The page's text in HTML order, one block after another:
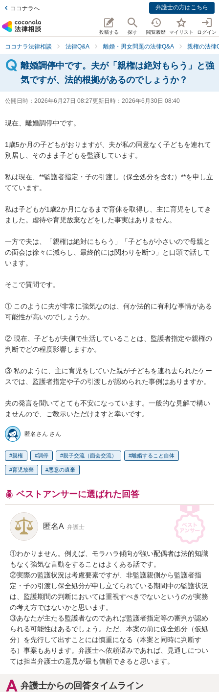
ココナラへ 弁護士の方はこちら
投稿する 探す 閲覧履歴 マイリスト ログイン
ココナラ法律相談 法律Q&A 離婚・男女問題の法律Q&A 親権の法律
離婚調停中です。夫が「親権は絶対もらう」と強
気ですが、法的根拠があるのでしょうか？
公開日時： 2026年6月27日 08:27更新日時： 2026年6月30日 08:40
現在、離婚調停中です。
1歳5か月の子どもがおりますが、夫が私の同意なく子どもを連れて
別居し、そのまま子どもを監護しています。
私は現在、**監護者指定・子の引渡し（保全処分を含む）**を申し立
てています。
私は子どもが1歳2か月になるまで育休を取得し、主に育児をしてき
ました。虐待や育児放棄などをした事実はありません。
一方で夫は、「親権は絶対にもらう」「子どもが小さいので母親と
の面会は徐々に減らし、最終的には関わりを断つ」と口頭で話して
います。
そこで質問です。
① このように夫が非常に強気なのは、何か法的に有利な事情がある
可能性が高いのでしょうか。
② 現在、子どもが夫側で生活していることは、監護者指定や親権の
判断でどの程度影響しますか。
③ 私のように、主に育児をしていた親が子どもを連れ去られたケー
スでは、監護者指定や子の引渡しが認められた事例はありますか。
夫の発言を聞いてとても不安になっています。一般的な見解で構い
ませんので、ご教示いただけますと幸いです。
匿名さん さん
親権 調停 親子交流（面会交流） 離婚すること自体
育児放棄 悪意の遺棄
ベストアンサーに選ばれた回答
匿名A 弁護士
①わかりません。例えば、モラハラ傾向が強い配偶者は法的知識
もなく強気な言動をすることはよくある話です。
②実際の監護状況は考慮要素ですが、非監護親側から監護者指
定・子の引渡し保全処分が申し立てられている期間中の監護状況
は、監護期間の判断においては重視すべきでないというのが実務
の考え方ではないかと思います。
③あなたが主たる監護者なのであれば監護者指定等の審判が認め
られる可能性はあるでしょう。ただ、本案の前に保全処分（仮処
分）を先行して出すことには慎重になる（本案と同時に判断す
る）事案もあります。弁護士へ依頼済みであれば、見通しについ
ては担当弁護士の意見が最も信頼できると思います。
弁護士からの回答タイムライン